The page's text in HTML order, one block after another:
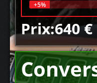
+5%
Prix:640 €